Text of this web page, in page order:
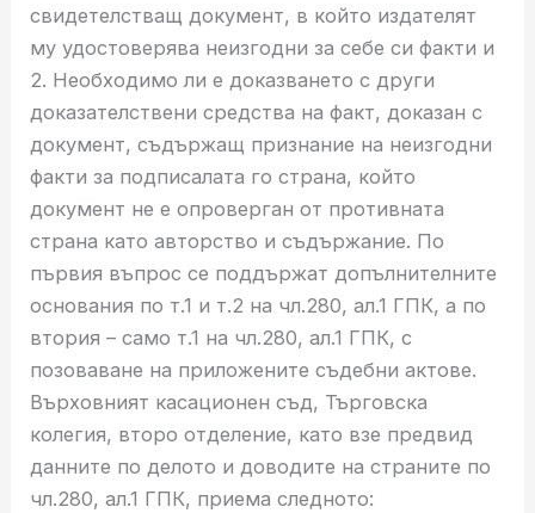
свидетелстващ документ, в който издателят
му удостоверява неизгодни за себе си факти и
2. Необходимо ли е доказването с други
доказателствени средства на факт, доказан с
документ, съдържащ признание на неизгодни
факти за подписалата го страна, който
документ не е опроверган от противната
страна като авторство и съдържание. По
първия въпрос се поддържат допълнителните
основания по т.1 и т.2 на чл.280, ал.1 ГПК, а по
втория – само т.1 на чл.280, ал.1 ГПК, с
позоваване на приложените съдебни актове.
Върховният касационен съд, Търговска
колегия, второ отделение, като взе предвид
данните по делото и доводите на страните по
чл.280, ал.1 ГПК, приема следното: